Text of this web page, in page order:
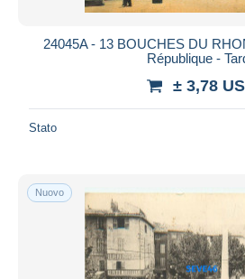
24045A - 13 BOUCHES DU
République -
± 3,78
Stato
Nuovo